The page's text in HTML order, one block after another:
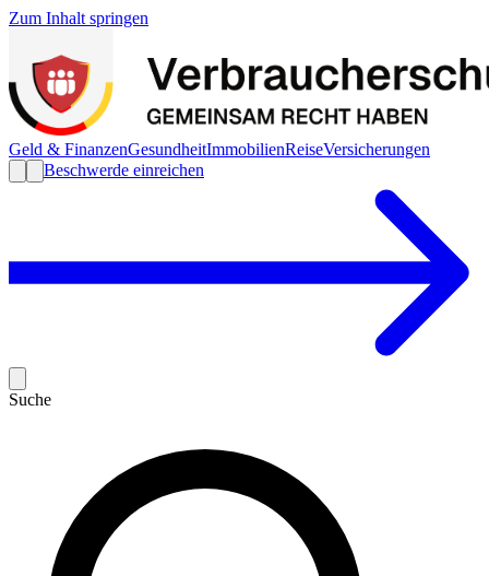
Zum Inhalt springen
Geld & FinanzenGesundheitImmobilienReiseVersicherungen
Beschwerde einreichen
Suche